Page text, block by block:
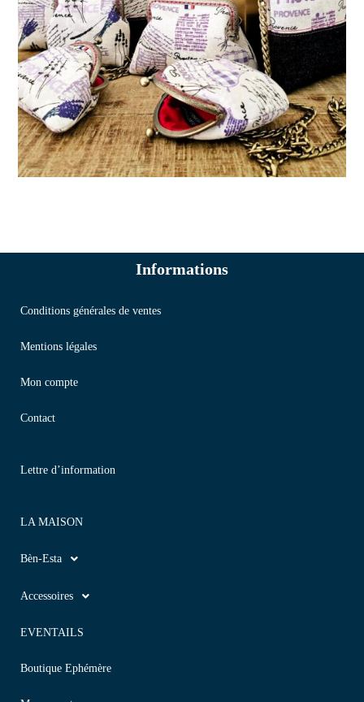
Informations
Conditions générales de ventes
Mentions légales
Mon compte
Contact
Lettre d’information
LA MAISON
Bèn-Esta
Accessoires
EVENTAILS
Boutique Ephémère